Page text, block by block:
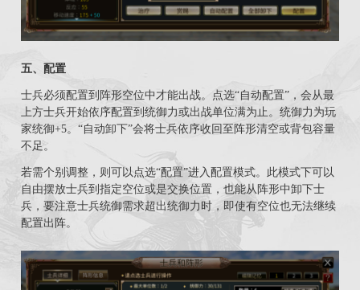
五、配置
士兵必须配置到阵形空位中才能出战。点选“自动配置”，会从最
上方士兵开始依序配置到统御力或出战单位满为止。统御力为玩
家统御+5。“自动卸下”会将士兵依序收回至阵形清空或背包容量
不足。
若需个别调整，则可以点选“配置”进入配置模式。此模式下可以
自由摆放士兵到指定空位或是交换位置，也能从阵形中卸下士
兵，要注意士兵统御需求超出统御力时，即使有空位也无法继续
配置出阵。